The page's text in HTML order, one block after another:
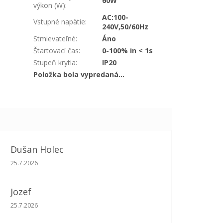
výkon (W):
Vstupné napätie:
AC:100-
240V,50/60Hz
Stmievateľné:
Áno
Štartovací čas:
0-100% in < 1s
Stupeň krytia:
IP20
Položka bola vypredaná…
Dušan Holec
Hodnotenie obchodu je 5 z 5 hviezdičiek.
25.7.2026
Jozef
Hodnotenie obchodu je 5 z 5 hviezdičiek.
25.7.2026